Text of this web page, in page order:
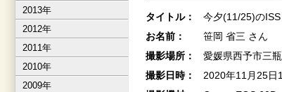
2013年
2012年
2011年
2010年
2009年
タイトル：
今夕(11/25)のISS
お名前：
笹岡 省三 さん
撮影場所：
愛媛県西予市三
撮影日時：
2020年11月25日